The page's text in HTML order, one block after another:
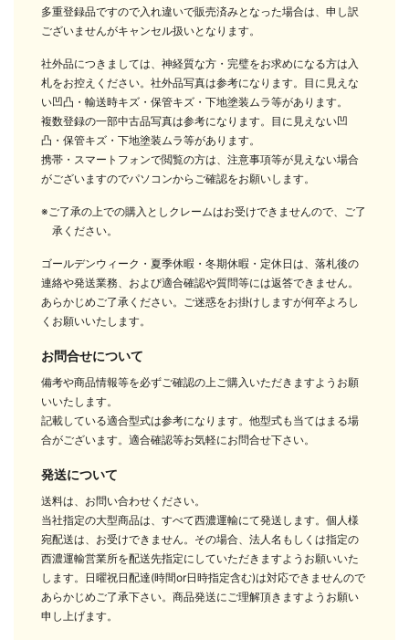
多重登録品ですので入れ違いで販売済みとなった場合は、申し訳
ございませんがキャンセル扱いとなります。
社外品につきましては、神経質な方・完璧をお求めになる方は入
札をお控えください。社外品写真は参考になります。目に見えな
い凹凸・輸送時キズ・保管キズ・下地塗装ムラ等があります。
複数登録の一部中古品写真は参考になります。目に見えない凹
凸・保管キズ・下地塗装ムラ等があります。
携帯・スマートフォンで閲覧の方は、注意事項等が見えない場合
がございますのでパソコンからご確認をお願いします。
※ご了承の上での購入としクレームはお受けできませんので、ご了
承ください。
ゴールデンウィーク・夏季休暇・冬期休暇・定休日は、落札後の
連絡や発送業務、および適合確認や質問等には返答できません。
あらかじめご了承ください。ご迷惑をお掛けしますが何卒よろし
くお願いいたします。
お問合せについて
備考や商品情報等を必ずご確認の上ご購入いただきますようお願
いいたします。
記載している適合型式は参考になります。他型式も当てはまる場
合がございます。適合確認等お気軽にお問合せ下さい。
発送について
送料は、お問い合わせください。
当社指定の大型商品は、すべて西濃運輸にて発送します。個人様
宛配送は、お受けできません。その場合、法人名もしくは指定の
西濃運輸営業所を配送先指定にしていただきますようお願いいた
します。日曜祝日配達(時間or日時指定含む)は対応できませんので
あらかじめご了承下さい。商品発送にご理解頂きますようお願い
申し上げます。